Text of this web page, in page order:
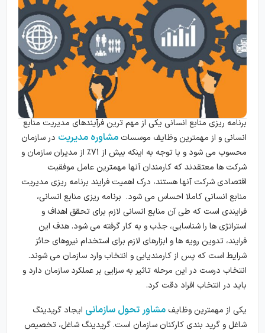
برنامه ریزی منابع انسانی یکی از مهم ترین فرآیندهای مدیریت منابع
انسانی و از مهمترین وظایف موسسات مشاوره مدیریت در سازمان
محسوب می شود و با توجه به اینکه بیش از 71٪ از مدیران سازمان و
شرکت ها معتقدند که کارمندان آنها مهمترین عامل موفقیت
اقتصادی شرکت آنها هستند، درک اهمیت فرایند برنامه ریزی مدیریت
منابع انسانی کاملا احساس می شود. برنامه ریزی منابع انسانی،
فرایندی است که طی آن منابع انسانی لازم برای تحقق اهداف و
استراتژی ها را شناسایی، جذب و به کار گرفته می شود. هدف این
فرایند، تدوین رویه ها و ابزارهای لازم برای استخدام نیروهای حائز
شرایط است که پس از کارمندیابی و انتخاب وارد سازمان می شوند.
انتخاب درست در این مرحله تاثیر به سزایی بر عملکرد سازمان دارد و
باید در انتخاب افراد دقت کرد.
یکی از مهمترین وظایف مشاور تحول سازمانی ایجاد گریدینگ
شاغل و گرید بندی کارکنان سازمان است. گریدینگ شاغل، تخصیص